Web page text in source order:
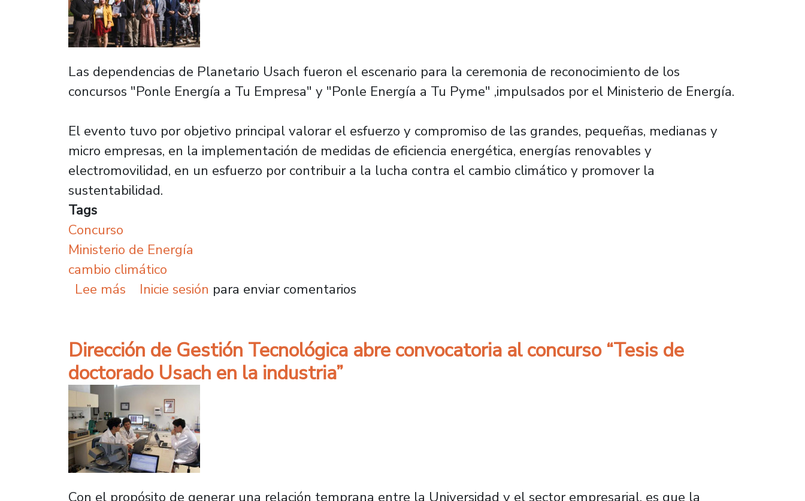
Las dependencias de Planetario Usach fueron el escenario para la ceremonia de reconocimiento de los
concursos "Ponle Energía a Tu Empresa" y "Ponle Energía a Tu Pyme" ,impulsados por el Ministerio de Energía.
El evento tuvo por objetivo principal valorar el esfuerzo y compromiso de las grandes, pequeñas, medianas y
micro empresas, en la implementación de medidas de eficiencia energética, energías renovables y
electromovilidad, en un esfuerzo por contribuir a la lucha contra el cambio climático y promover la
sustentabilidad.
Tags
Concurso
Ministerio de Energía
cambio climático
Lee más sobre Reconocen en la Usach el compromiso de empresas y MiPymes con la sustentabilidad energética
Inicie sesión para enviar comentarios
Dirección de Gestión Tecnológica abre convocatoria al concurso “Tesis de
doctorado Usach en la industria”
Con el propósito de generar una relación temprana entre la Universidad y el sector empresarial, es que la